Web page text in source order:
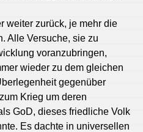
weiter zurück, je mehr die
Alle Versuche, sie zu
voranzubringen,
wieder zu dem gleichen
gegenüber
Krieg um deren
GoD, dieses friedliche Volk
Es dachte in universellen